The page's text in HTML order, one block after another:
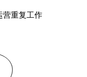
营重复工作